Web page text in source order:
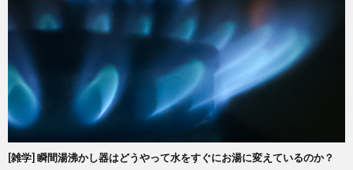
[雑学] 瞬間湯沸かし器はどうやって水をすぐにお湯に変えているのか？